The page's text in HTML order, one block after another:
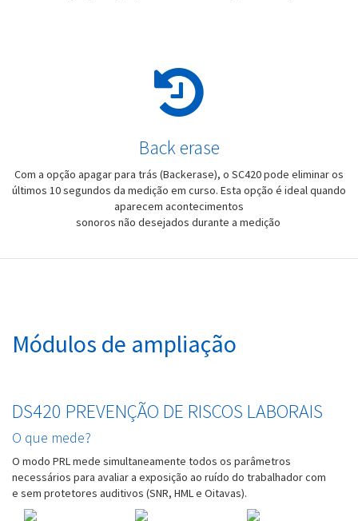
Back erase
Com a opção apagar para trás (Backerase), o SC420 pode eliminar os
últimos 10 segundos da medição em curso. Esta opção é ideal quando
aparecem acontecimentos
sonoros não desejados durante a medição
Módulos de ampliação
DS420 PREVENÇÃO DE RISCOS LABORAIS
O que mede?
O modo PRL mede simultaneamente todos os parâmetros
necessários para avaliar a exposição ao ruído do trabalhador com
e sem protetores auditivos (SNR, HML e Oitavas).